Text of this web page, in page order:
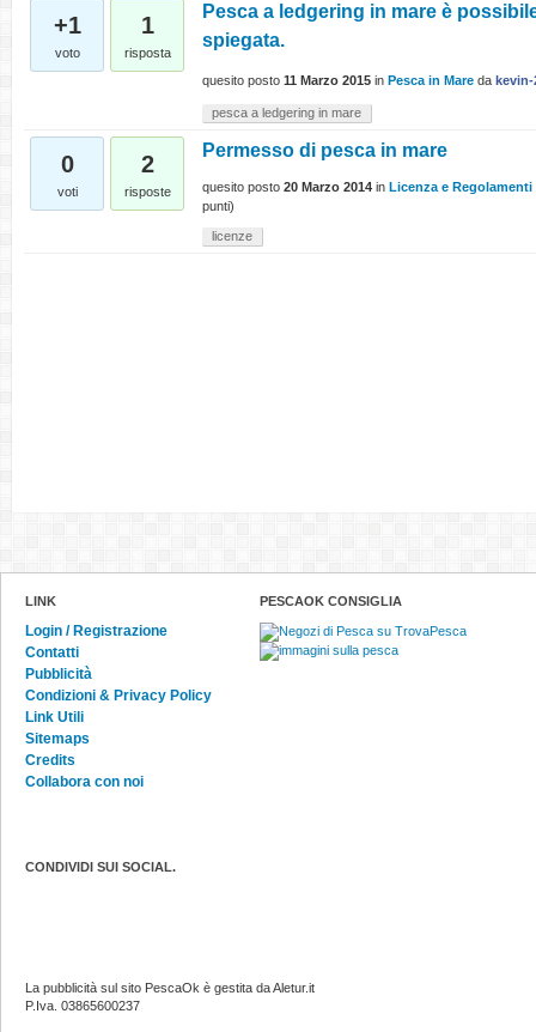
+1
voto
1
risposta
Pesca a ledgering in mare è
spiegata.
quesito posto 11 Marzo 2015 in Pesca in Mare da kevin-
pesca a ledgering in mare
0
voti
2
risposte
Permesso di pesca in mare
quesito posto 20 Marzo 2014 in Licenza e Regolamenti
punti)
licenze
LINK
Login / Registrazione
Contatti
Pubblicità
Condizioni & Privacy Policy
Link Utili
Sitemaps
Credits
Collabora con noi
PESCAOK CONSIGLIA
CONDIVIDI SUI SOCIAL.
La pubblicità sul sito PescaOk è gestita da Aletur.it
P.Iva. 03865600237